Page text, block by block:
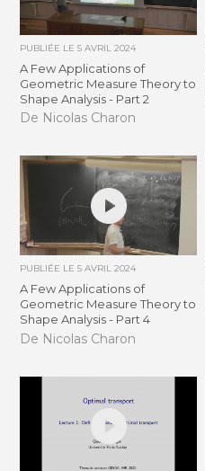
PUBLIÉE LE5 AVRIL 2024
A Few Applications of
Geometric Measure Theory to
Shape Analysis - Part 2
De Nicolas Charon
PUBLIÉE LE5 AVRIL 2024
A Few Applications of
Geometric Measure Theory to
Shape Analysis - Part 4
De Nicolas Charon